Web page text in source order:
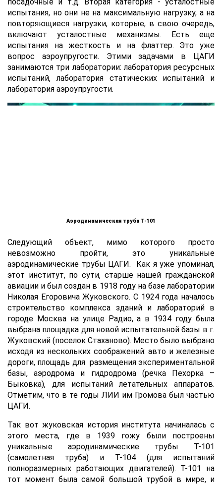
испытания, но они не на максимальную нагрузку, а на
повторяющиеся нагрузки, которые, в свою очередь,
включают усталостные механизмы. Есть еще
испытания на жесткость и на флаттер. Это уже
вопрос аэроупругости. Этими задачами в ЦАГИ
занимаются три лаборатории: лаборатория ресурсных
испытаний, лаборатория статических испытаний и
лаборатория аэроупругости.
Аэродинамическая труба Т-101
Следующий объект, мимо которого просто
невозможно пройти, это уникальные
аэродинамические трубы ЦАГИ. Как я уже упоминал,
этот институт, по сути, старше нашей гражданской
авиации и был создан в 1918 году на базе лаборатории
Николая Егоровича Жуковского. С 1924 года началось
строительство комплекса зданий и лабораторий в
городе Москва на улице Радио, а в 1934 году была
выбрана площадка для новой испытательной базы в г.
Жуковский (поселок Стаханово). Место было выбрано
исходя из нескольких соображений: авто и железные
дороги, площадь для размещения экспериментальной
базы, аэродрома и гидродрома (речка Пехорка –
Быковка), для испытаний летательных аппаратов.
Отметим, что в те годы ЛИИ им Громова был частью
ЦАГИ.
Так вот жуковская история института начиналась с
этого места, где в 1939 гожу были построены
уникальные аэродинамические трубы Т-101
(самолетная труба) и Т-104 (для испытаний
полноразмерных работающих двигателей). Т-101 на
тот момент была самой большой трубой в мире, и